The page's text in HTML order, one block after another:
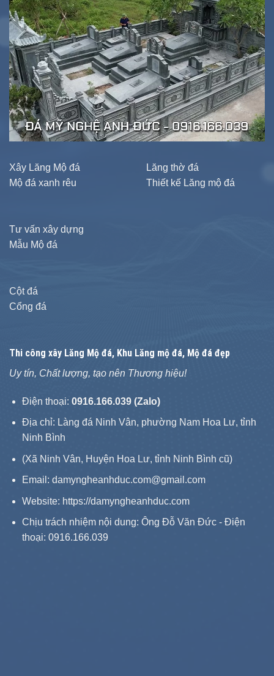
Xây Lăng Mộ đá
Mộ đá xanh rêu
Lăng thờ đá
Thiết kế Lăng mộ đá
Tư vấn xây dựng
Mẫu Mộ đá
Cột đá
Cổng đá
Thi công xây Lăng Mộ đá, Khu Lăng mộ đá, Mộ đá đẹp
Uy tín, Chất lượng, tạo nên Thương hiệu!
Điện thoại: 0916.166.039 (Zalo)
Địa chỉ: Làng đá Ninh Vân, phường Nam Hoa Lư, tỉnh
Ninh Bình
(Xã Ninh Vân, Huyện Hoa Lư, tỉnh Ninh Bình cũ)
Email: damyngheanhduc.com@gmail.com
Website: https://damyngheanhduc.com
Chịu trách nhiệm nội dung: Ông Đỗ Văn Đức - Điện
thoại: 0916.166.039